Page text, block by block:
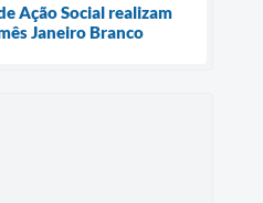
Ação Social realizam
Janeiro Branco